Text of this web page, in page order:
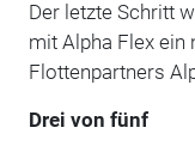
Der letzte Schritt
mit Alpha Flex
Flottenpartners
Drei von fünf